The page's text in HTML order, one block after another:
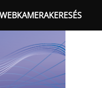
WEBKAMERAKERESÉS